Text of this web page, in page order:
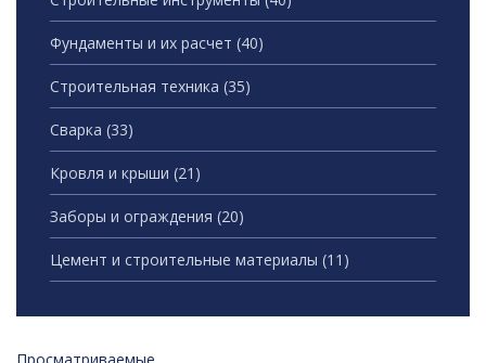
Фундаменты и их расчет (40)
Строительная техника (35)
Сварка (33)
Кровля и крыши (21)
Заборы и ограждения (20)
Цемент и строительные материалы (11)